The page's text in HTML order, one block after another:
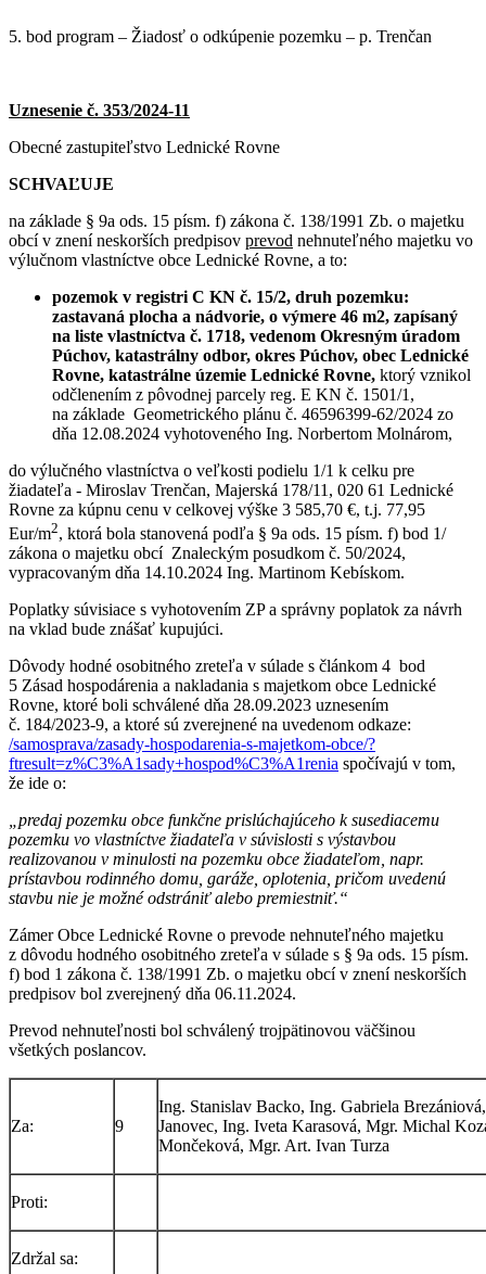
5. bod program – Žiadosť o odkúpenie pozemku – p. Trenčan
Uznesenie č. 353/2024-11
Obecné zastupiteľstvo Lednické Rovne
SCHVAĽUJE
na základe § 9a ods. 15 písm. f) zákona č. 138/1991 Zb. o majetku
obcí v znení neskorších predpisov prevod nehnuteľného majetku vo
výlučnom vlastníctve obce Lednické Rovne, a to:
pozemok v registri C KN č. 15/2, druh pozemku:
zastavaná plocha a nádvorie, o výmere 46 m2, zapísaný
na liste vlastníctva č. 1718, vedenom Okresným úradom
Púchov, katastrálny odbor, okres Púchov, obec Lednické
Rovne, katastrálne územie Lednické Rovne, ktorý vznikol
odčlenením z pôvodnej parcely reg. E KN č. 1501/1,
na základe Geometrického plánu č. 46596399-62/2024 zo
dňa 12.08.2024 vyhotoveného Ing. Norbertom Molnárom,
do výlučného vlastníctva o veľkosti podielu 1/1 k celku pre
žiadateľa - Miroslav Trenčan, Majerská 178/11, 020 61 Lednické
Rovne za kúpnu cenu v celkovej výške 3 585,70 €, t.j. 77,95
Eur/m2, ktorá bola stanovená podľa § 9a ods. 15 písm. f) bod 1/
zákona o majetku obcí Znaleckým posudkom č. 50/2024,
vypracovaným dňa 14.10.2024 Ing. Martinom Kebískom.
Poplatky súvisiace s vyhotovením ZP a správny poplatok za návrh
na vklad bude znášať kupujúci.
Dôvody hodné osobitného zreteľa v súlade s článkom 4 bod
5 Zásad hospodárenia a nakladania s majetkom obce Lednické
Rovne, ktoré boli schválené dňa 28.09.2023 uznesením
č. 184/2023-9, a ktoré sú zverejnené na uvedenom odkaze:
/samosprava/zasady-hospodarenia-s-majetkom-obce/?
ftresult=z%C3%A1sady+hospod%C3%A1renia spočívajú v tom,
že ide o:
predaj pozemku obce funkčne prislúchajúceho k susediacemu
pozemku vo vlastníctve žiadateľa v súvislosti s výstavbou
realizovanou v minulosti na pozemku obce žiadateľom, napr.
prístavbou rodinného domu, garáže, oplotenia, pričom uvedenú
stavbu nie je možné odstrániť alebo premiestniť.“
Zámer Obce Lednické Rovne o prevode nehnuteľného majetku
z dôvodu hodného osobitného zreteľa v súlade s § 9a ods. 15 písm.
f) bod 1 zákona č. 138/1991 Zb. o majetku obcí v znení neskorších
predpisov bol zverejnený dňa 06.11.2024.
Prevod nehnuteľnosti bol schválený trojpätinovou väčšinou
všetkých poslancov.
Za: 9
Ing. Stanislav Backo, Ing. Gabriela
Janovec, Ing. Iveta Karasová, Mgr. Michal
Mončeková, Mgr. Art. Ivan Turza
Proti:
Zdržal sa: